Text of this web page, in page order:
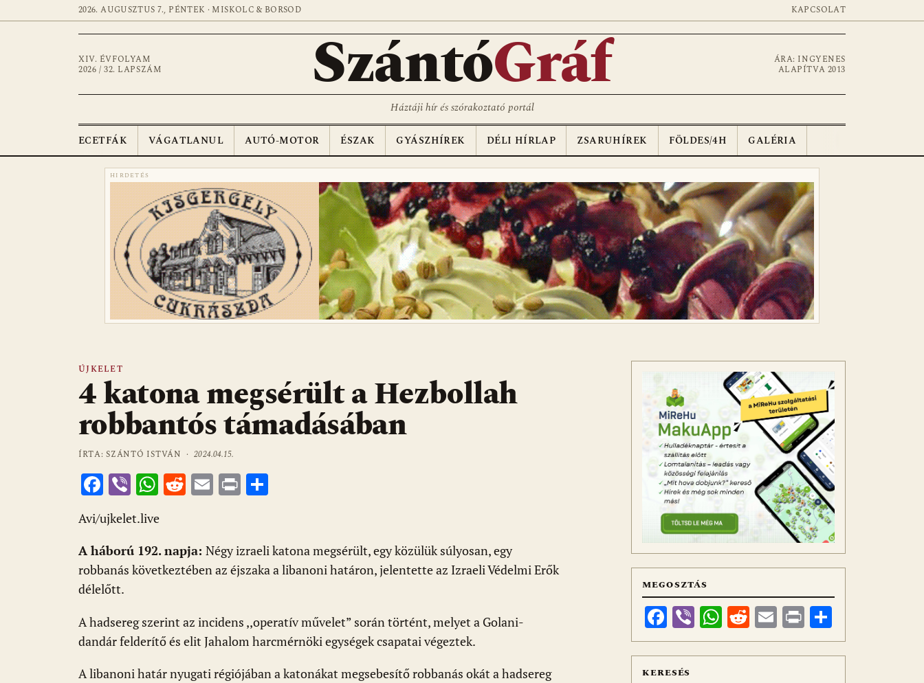
2026. AUGUSZTUS 7., PÉNTEK · MISKOLC & BORSOD KAPCSOLAT
XIV. ÉVFOLYAM
2026 / 32. LAPSZÁM
SzántóGráf
ÁRA: INGYENES
ALAPÍTVA 2013
Háztáji hír és szórakoztató portál
ECETFÁK VÁGATLANUL AUTÓ-MOTOR ÉSZAK GYÁSZHÍREK DÉLI HÍRLAP ZSARUHÍREK FÖLDES/4H GALÉRIA
HIRDETÉS
ÚJKELET
4 katona megsérült a Hezbollah
robbantós támadásában
ÍRTA: SZÁNTÓ ISTVÁN ·2024.04.15.
F
ac
e
b
o
o
k
Vi
b
er
W
at
s
A
p
R
di
t
E
l
Pr
m
e
Avi/ujkelet.live
A háború 192. napja: Négy izraeli katona megsérült, egy közülük súlyosan, egy
robbanás következtében az éjszaka a libanoni határon, jelentette az Izraeli Védelmi Erők
délelőtt.
A hadsereg szerint az incidens ,,operatív művelet” során történt, melyet a Golani-
dandár felderítő és elit Jahalom harcmérnöki egységek csapatai végeztek.
A libanoni határ nyugati régiójában a katonákat megsebesítő robbanás okát a hadsereg
MEGOSZTÁS
Facebook
ViberWhatsApp
Reddit
Email
Print
meg
KERESÉS